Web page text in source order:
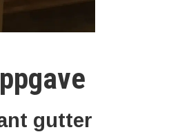
gutter